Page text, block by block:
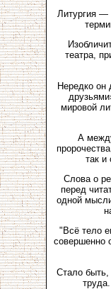
Литургия —
театра,
Нередко он
мировой
А
так и
Слова о
перед
одной
"Всё тело
совершенно
Стало быть,